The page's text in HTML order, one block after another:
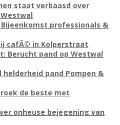
staat verbaasd over
professionals &
cafÃ© in Kolperstraat
Berucht pand op Westwal
helderheid pand Pompen &
de beste met
onheuse bejegening van